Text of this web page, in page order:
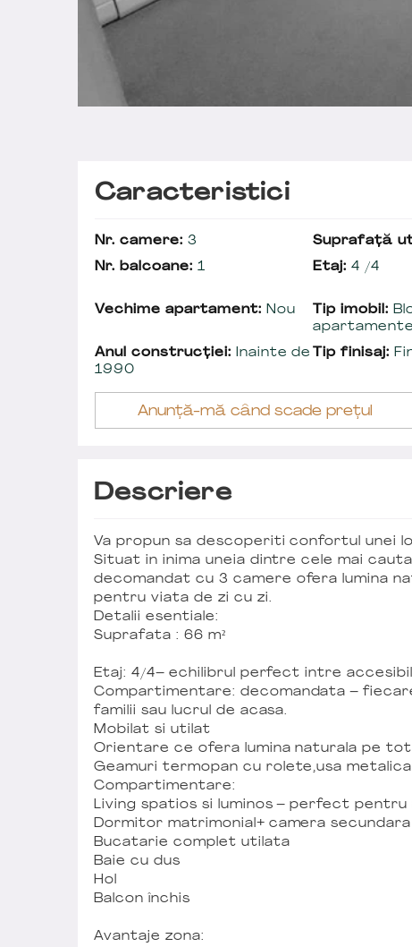
Caracteristici
Nr. camere: 3 Suprafață
Nr. balcoane: 1 Etaj: 4 /4
Vechime apartament: Nou Tip imobil:
apartamente
Anul construcției: Inainte de
1990
Tip finisaj:
Anunță-mă când scade prețul
Descriere
Va propun sa descoperiti confortul unei
Situat in inima uneia dintre cele mai
decomandat cu 3 camere ofera lumina
pentru viata de zi cu zi.
Detalii esentiale:
Suprafata : 66 m²
Etaj: 4/4– echilibrul perfect intre
Compartimentare: decomandata –
familii sau lucrul de acasa.
Mobilat si utilat
Orientare ce ofera lumina naturala pe tot
Geamuri termopan cu rolete,usa
Compartimentare:
Living spatios si luminos – perfect
Dormitor matrimonial+ camera
Bucatarie complet utilata
Baie cu dus
Hol
Balcon închis
Avantaje zona: